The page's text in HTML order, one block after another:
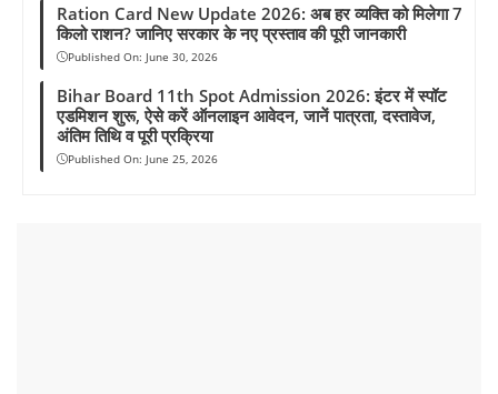
Ration Card New Update 2026: अब हर व्यक्ति को मिलेगा 7
किलो राशन? जानिए सरकार के नए प्रस्ताव की पूरी जानकारी
Published On: June 30, 2026
Bihar Board 11th Spot Admission 2026: इंटर में स्पॉट
एडमिशन शुरू, ऐसे करें ऑनलाइन आवेदन, जानें पात्रता, दस्तावेज,
अंतिम तिथि व पूरी प्रक्रिया
Published On: June 25, 2026